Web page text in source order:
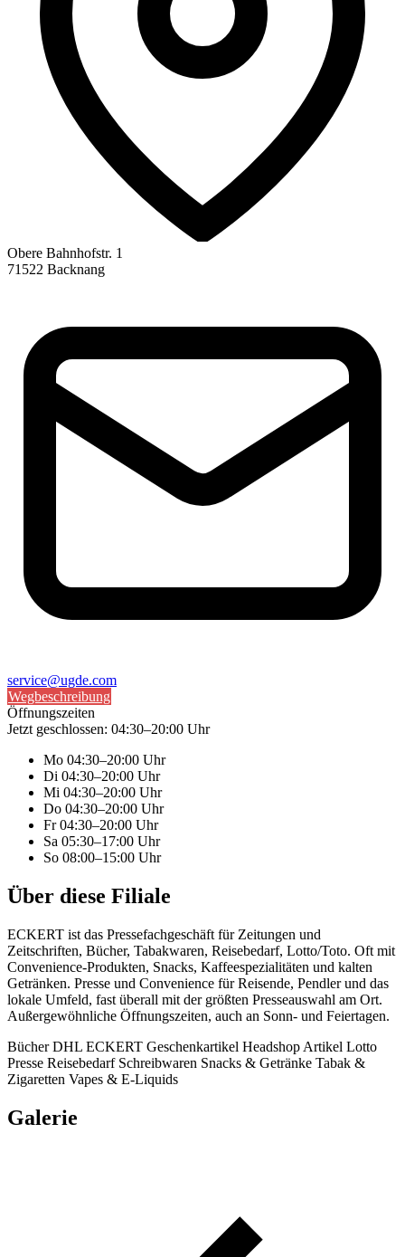
Obere Bahnhofstr. 1
71522 Backnang
service@ugde.com
Wegbeschreibung
Öffnungszeiten
Jetzt geschlossen: 04:30–20:00 Uhr
Mo 04:30–20:00 Uhr
Di 04:30–20:00 Uhr
Mi 04:30–20:00 Uhr
Do 04:30–20:00 Uhr
Fr 04:30–20:00 Uhr
Sa 05:30–17:00 Uhr
So 08:00–15:00 Uhr
Über diese Filiale
ECKERT ist das Pressefachgeschäft für Zeitungen und
Zeitschriften, Bücher, Tabakwaren, Reisebedarf, Lotto/Toto. Oft mit
Convenience-Produkten, Snacks, Kaffeespezialitäten und kalten
Getränken. Presse und Convenience für Reisende, Pendler und das
lokale Umfeld, fast überall mit der größten Presseauswahl am Ort.
Außergewöhnliche Öffnungszeiten, auch an Sonn- und Feiertagen.
Bücher DHL ECKERT Geschenkartikel Headshop Artikel Lotto
Presse Reisebedarf Schreibwaren Snacks & Getränke Tabak &
Zigaretten Vapes & E-Liquids
Galerie